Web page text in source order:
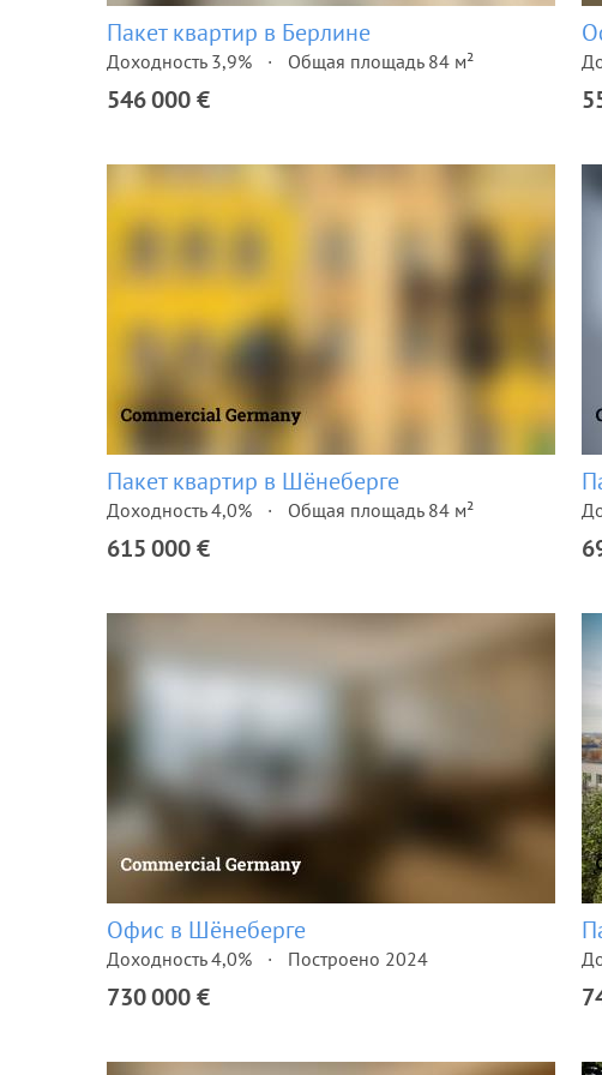
Пакет квартир в Берлине
Доходность 3,9% Общая площадь 84 м²
546 000 €
Пакет квартир в Шёнеберге
Доходность 4,0% Общая площадь 84 м²
615 000 €
Офис в Шёнеберге
Доходность 4,0% Построено 2024
730 000 €